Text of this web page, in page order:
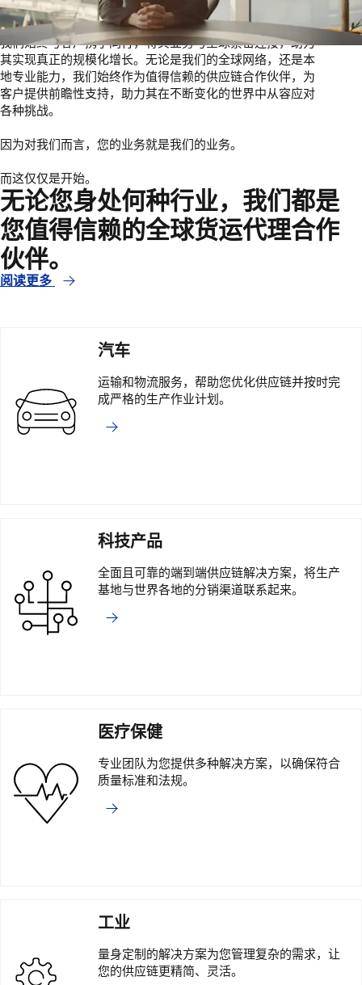
保障。无论身处何种行业。无论企业规模大小。
我们始终与客户携手同行，将其业务与全球紧密连接，助力
其实现真正的规模化增长。无论是我们的全球网络，还是本
地专业能力，我们始终作为值得信赖的供应链合作伙伴，为
客户提供前瞻性支持，助力其在不断变化的世界中从容应对
各种挑战。
因为对我们而言，您的业务就是我们的业务。
而这仅仅是开始。
无论您身处何种行业，我们都是
您值得信赖的全球货运代理合作
伙伴。
阅读更多
汽车
运输和物流服务，帮助您优化供应链并按时完
成严格的生产作业计划。
科技产品
全面且可靠的端到端供应链解决方案，将生产
基地与世界各地的分销渠道联系起来。
医疗保健
专业团队为您提供多种解决方案，以确保符合
质量标准和法规。
工业
量身定制的解决方案为您管理复杂的需求，让
您的供应链更精简、灵活。